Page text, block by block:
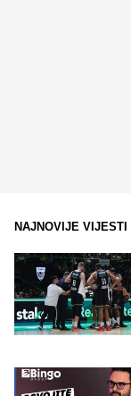
NAJNOVIJE VIJESTI